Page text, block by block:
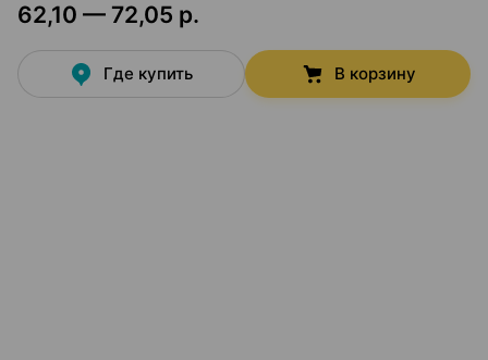
62,10 — 72,05 р.
Где купить В корзину